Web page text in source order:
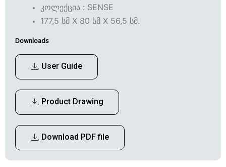
კოლექცია : SENSE
177,5 სმ X 80 სმ X 56,5 სმ.
Downloads
User Guide
Product Drawing
Download PDF file